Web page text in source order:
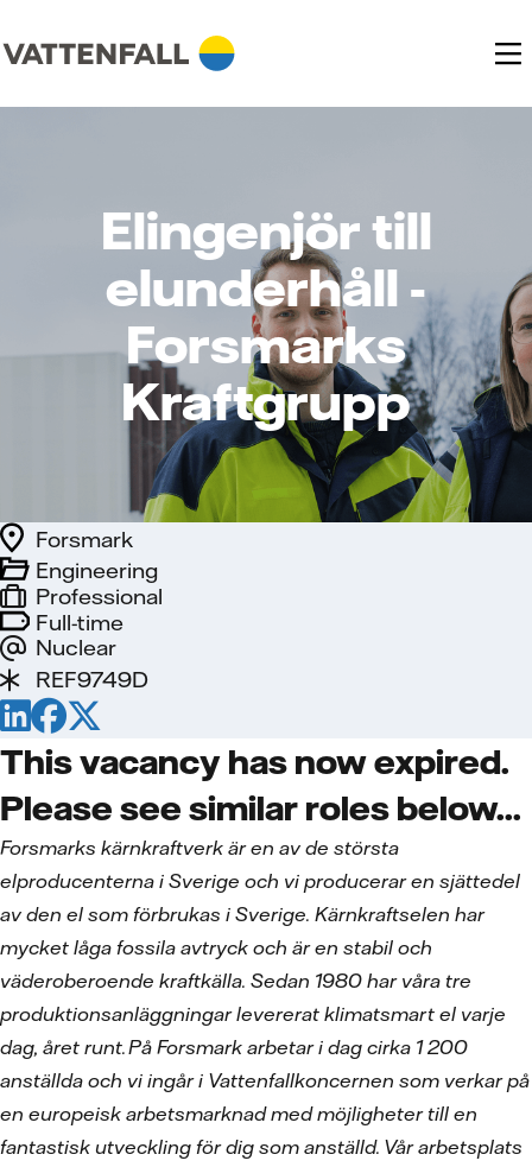
Elingenjör till
elunderhåll -
Forsmarks
Kraftgrupp
Full-time
Nuclear
Engineering
Forsmark
Professional
REF9749D
This vacancy has now expired.
Please see similar roles below...
Forsmarks kärnkraftverk är en av de största
elproducenterna i Sverige och vi producerar en sjättedel
av den el som förbrukas i Sverige. Kärnkraftselen har
mycket låga fossila avtryck och är en stabil och
väderoberoende kraftkälla. Sedan 1980 har våra tre
produktionsanläggningar levererat klimatsmart el varje
dag, året runt. På Forsmark arbetar i dag cirka 1 200
anställda och vi ingår i Vattenfallkoncernen som verkar på
en europeisk arbetsmarknad med möjligheter till en
fantastisk utveckling för dig som anställd. Vår arbetsplats